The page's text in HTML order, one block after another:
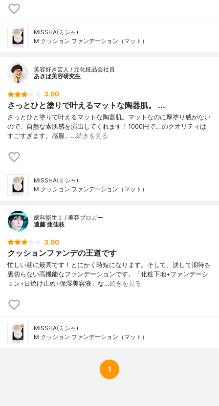
MISSHA(ミシャ)
M クッション ファンデーション（マット）
美容好き芸人 / 元化粧品会社員
あきば美容研究生
3.00
さっとひと塗りで叶えるマットな陶器肌。 ...
さっとひと塗りで叶えるマットな陶器肌。マットなのに厚塗り感がない
ので、自然な素肌感を演出してくれます！1000円でこのクオリティは
すごすぎます。感服。…続きを見る
MISSHA(ミシャ)
M クッション ファンデーション（マット）
歯科衛生士 / 美容ブロガー
遠藤 亜佳枝
3.00
クッションファンデの王道です
忙しい朝に最高です！とにかく時短になります。そして、決して期待を
裏切らない高機能なファンデーションです。「化粧下地+ファンデーシ
ョン+日焼け止め+保湿美容液」な…続きを見る
MISSHA(ミシャ)
M クッション ファンデーション（マット）
1